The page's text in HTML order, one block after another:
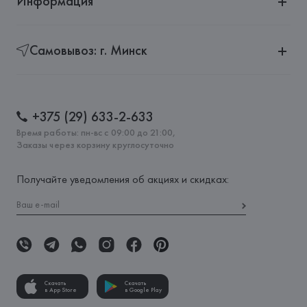
Самовывоз: г. Минск
+375 (29) 633-2-633
Время работы: пн-вс с 09:00 до 21:00,
Заказы через корзину круглосуточно
Получайте уведомления об акциях и скидках:
Скачать
в App Store
Скачать
в Google Play